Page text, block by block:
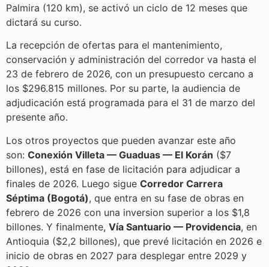
Palmira (120 km), se activó un ciclo de 12 meses que
dictará su curso.
La recepción de ofertas para el mantenimiento,
conservación y administración del corredor va hasta el
23 de febrero de 2026, con un presupuesto cercano a
los $296.815 millones. Por su parte, la audiencia de
adjudicación está programada para el 31 de marzo del
presente año.
Los otros proyectos que pueden avanzar este año
son: Conexión Villeta — Guaduas — El Korán ($7
billones), está en fase de licitación para adjudicar a
finales de 2026. Luego sigue Corredor Carrera
Séptima (Bogotá), que entra en su fase de obras en
febrero de 2026 con una inversion superior a los $1,8
billones. Y finalmente, Vía Santuario — Providencia, en
Antioquia ($2,2 billones), que prevé licitación en 2026 e
inicio de obras en 2027 para desplegar entre 2029 y